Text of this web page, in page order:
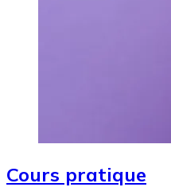
Cours pratique